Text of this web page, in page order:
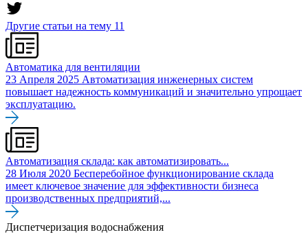
Другие статьи на тему 11
Автоматика для вентиляции
23 Апреля 2025 Автоматизация инженерных систем
повышает надежность коммуникаций и значительно упрощает
эксплуатацию.
Автоматизация склада: как автоматизировать...
28 Июля 2020 Бесперебойное функционирование склада
имеет ключевое значение для эффективности бизнеса
производственных предприятий,...
Диспетчеризация водоснабжения